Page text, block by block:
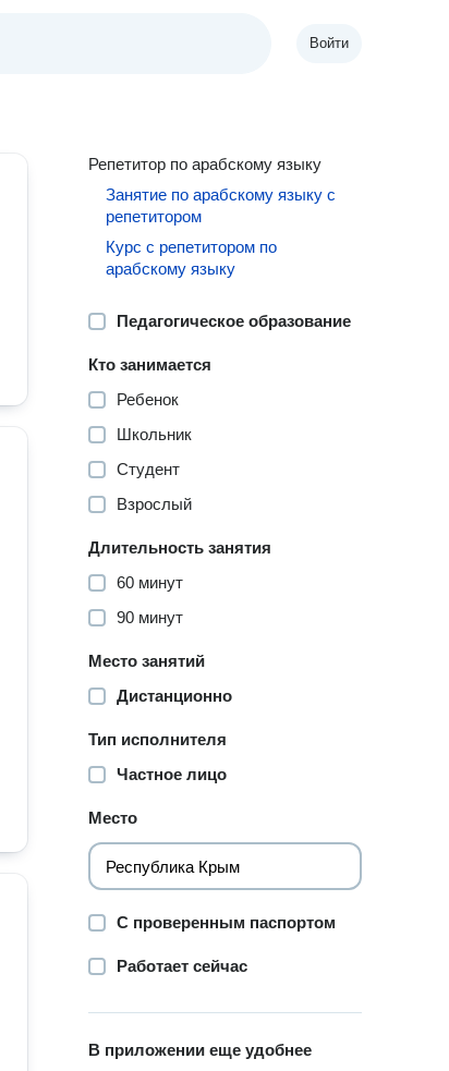
Войти
Репетитор по арабскому языку
Занятие по арабскому языку с
репетитором
Курс с репетитором по
арабскому языку
Педагогическое образование
Кто занимается
Ребенок
Школьник
Студент
Взрослый
Длительность занятия
60 минут
90 минут
Место занятий
Дистанционно
Тип исполнителя
Частное лицо
Место
С проверенным паспортом
Работает сейчас
В приложении еще удобнее